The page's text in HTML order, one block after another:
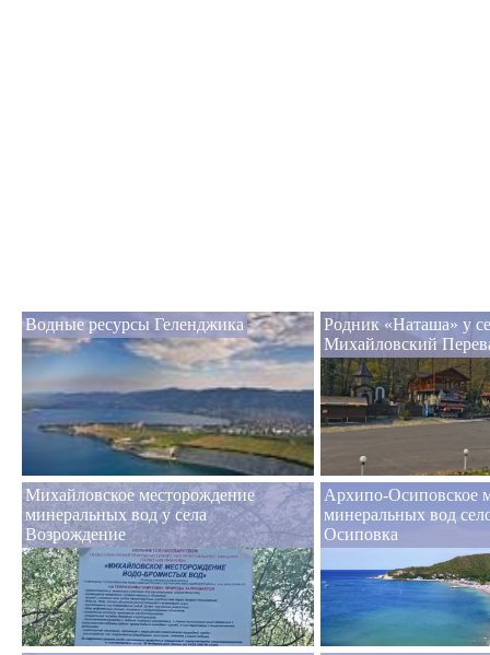
Водные ресурсы Геленджика
Родник «Наташа» у
Михайловский
Михайловское месторождение
минеральных вод у села
Возрождение
Архипо-Осиповское
минеральных вод
Осиповка